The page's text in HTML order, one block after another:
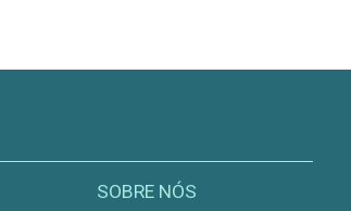
SOBRE NÓS